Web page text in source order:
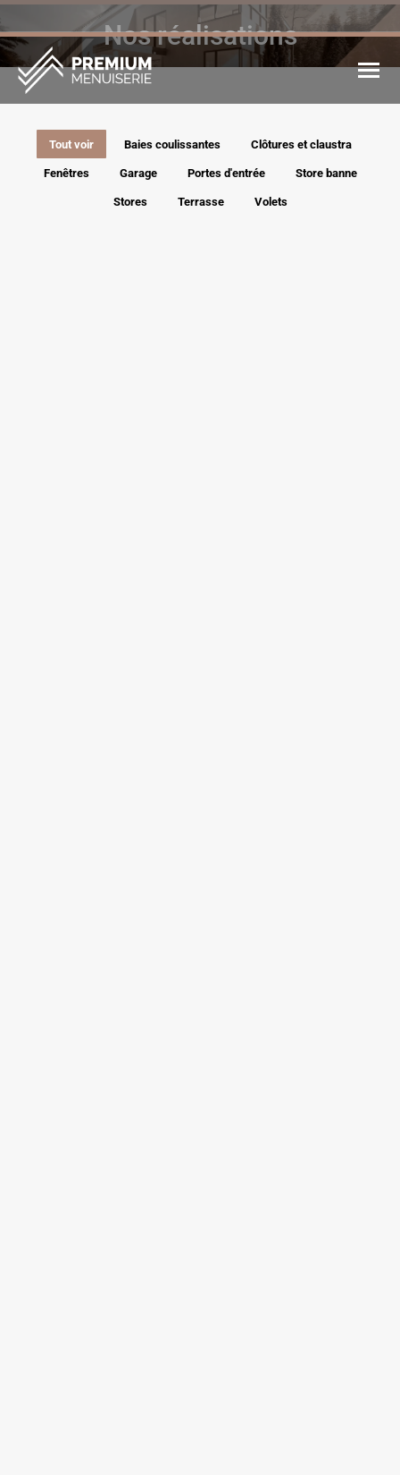
Nos réalisations
Vous êtes ici :
Tout voir Baies coulissantes Clôtures et claustra
Fenêtres Garage Portes d'entrée Store banne
Stores Terrasse Volets